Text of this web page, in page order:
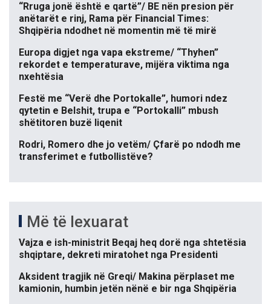
“Rruga jonë është e qartë”/ BE nën presion për
anëtarët e rinj, Rama për Financial Times:
Shqipëria ndodhet në momentin më të mirë
Europa digjet nga vapa ekstreme/ “Thyhen”
rekordet e temperaturave, mijëra viktima nga
nxehtësia
Festë me “Verë dhe Portokalle”, humori ndez
qytetin e Belshit, trupa e “Portokalli” mbush
shëtitoren buzë liqenit
Rodri, Romero dhe jo vetëm/ Çfarë po ndodh me
transferimet e futbollistëve?
Më të lexuarat
Vajza e ish-ministrit Beqaj heq dorë nga shtetësia
shqiptare, dekreti miratohet nga Presidenti
Aksident tragjik në Greqi/ Makina përplaset me
kamionin, humbin jetën nënë e bir nga Shqipëria